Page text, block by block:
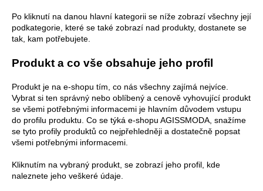
Po kliknutí na danou hlavní kategorii se níže zobrazí všechny její
podkategorie, které se také zobrazí nad produkty, dostanete se
tak, kam potřebujete.
Produkt a co vše obsahuje jeho profil
Produkt je na e-shopu tím, co nás všechny zajímá nejvíce.
Vybrat si ten správný nebo oblíbený a cenově vyhovující produkt
se všemi potřebnými informacemi je hlavním důvodem vstupu
do profilu produktu. Co se týká e-shopu AGISSMODA, snažíme
se tyto profily produktů co nejpřehledněji a dostatečně popsat
všemi potřebnými informacemi.
Kliknutím na vybraný produkt, se zobrazí jeho profil, kde
naleznete jeho veškeré údaje.
e
t
n
a
j
í
t
?